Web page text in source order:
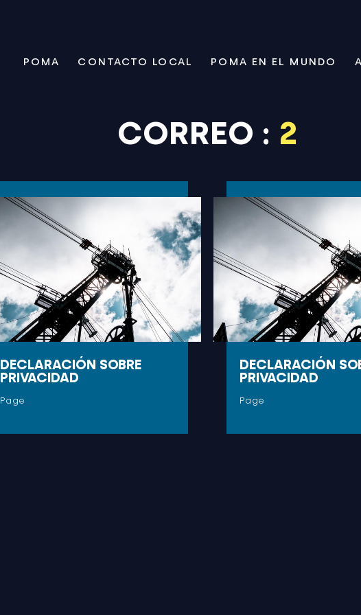
POMA CONTACTO LOCAL POMA EN EL MUNDO
CORREO : 2
DECLARACIÓN SOBRE
PRIVACIDAD
Page
DECLARACIÓN
PRIVACIDAD
Page